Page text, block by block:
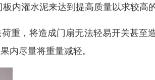
内灌水泥来达到提高质量以求较高
重，将造成门扇无法轻易开关甚至
内尽量将重量减轻。